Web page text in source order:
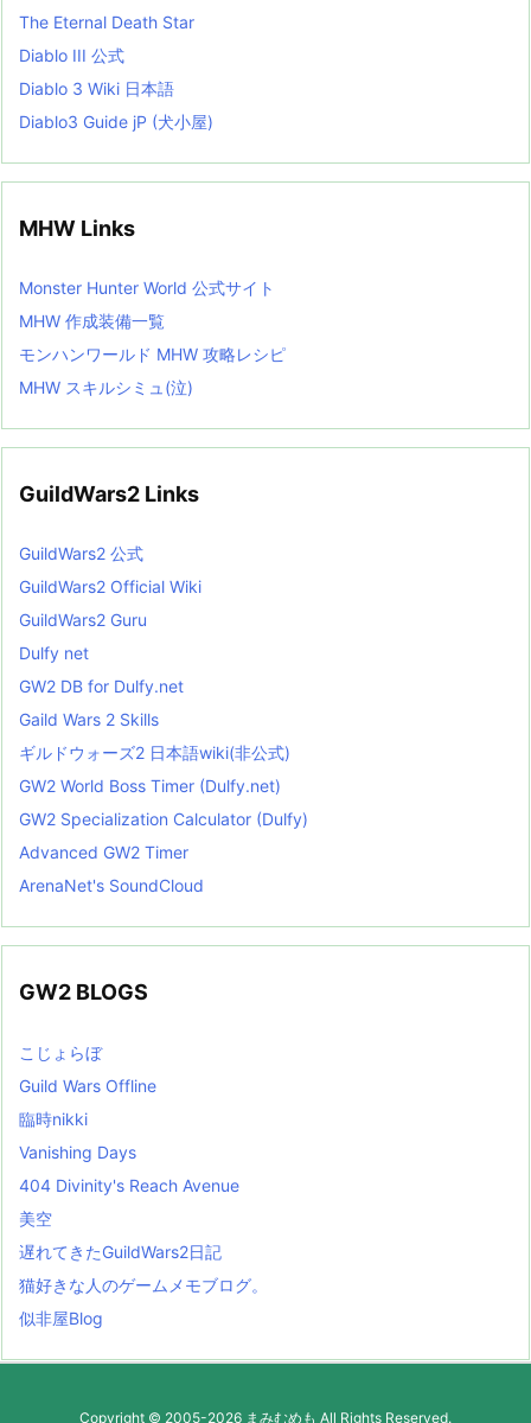
The Eternal Death Star
Diablo III 公式
Diablo 3 Wiki 日本語
Diablo3 Guide jP (犬小屋)
MHW Links
Monster Hunter World 公式サイト
MHW 作成装備一覧
モンハンワールド MHW 攻略レシピ
MHW スキルシミュ(泣)
GuildWars2 Links
GuildWars2 公式
GuildWars2 Official Wiki
GuildWars2 Guru
Dulfy net
GW2 DB for Dulfy.net
Gaild Wars 2 Skills
ギルドウォーズ2 日本語wiki(非公式)
GW2 World Boss Timer (Dulfy.net)
GW2 Specialization Calculator (Dulfy)
Advanced GW2 Timer
ArenaNet's SoundCloud
GW2 BLOGS
こじょらぼ
Guild Wars Offline
臨時nikki
Vanishing Days
404 Divinity's Reach Avenue
美空
遅れてきたGuildWars2日記
猫好きな人のゲームメモブログ。
似非屋Blog
Copyright © 2005-2026 まみむめも All Rights Reserved.